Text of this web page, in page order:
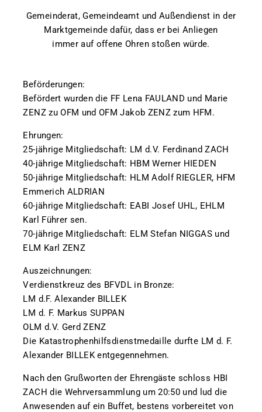
Gemeinderat, Gemeindeamt und Außendienst in der
Marktgemeinde dafür, dass er bei Anliegen
immer auf offene Ohren stoßen würde.
Beförderungen:
Befördert wurden die FF Lena FAULAND und Marie
ZENZ zu OFM und OFM Jakob ZENZ zum HFM.
Ehrungen:
25-jährige Mitgliedschaft: LM d.V. Ferdinand ZACH
40-jährige Mitgliedschaft: HBM Werner HIEDEN
50-jährige Mitgliedschaft: HLM Adolf RIEGLER, HFM
Emmerich ALDRIAN
60-jährige Mitgliedschaft: EABI Josef UHL, EHLM
Karl Führer sen.
70-jährige Mitgliedschaft: ELM Stefan NIGGAS und
ELM Karl ZENZ
Auszeichnungen:
Verdienstkreuz des BFVDL in Bronze:
LM d.F. Alexander BILLEK
LM d. F. Markus SUPPAN
OLM d.V. Gerd ZENZ
Die Katastrophenhilfsdienstmedaille durfte LM d. F.
Alexander BILLEK entgegennehmen.
Nach den Grußworten der Ehrengäste schloss HBI
ZACH die Wehrversammlung um 20:50 und lud die
Anwesenden auf ein Buffet, bestens vorbereitet von